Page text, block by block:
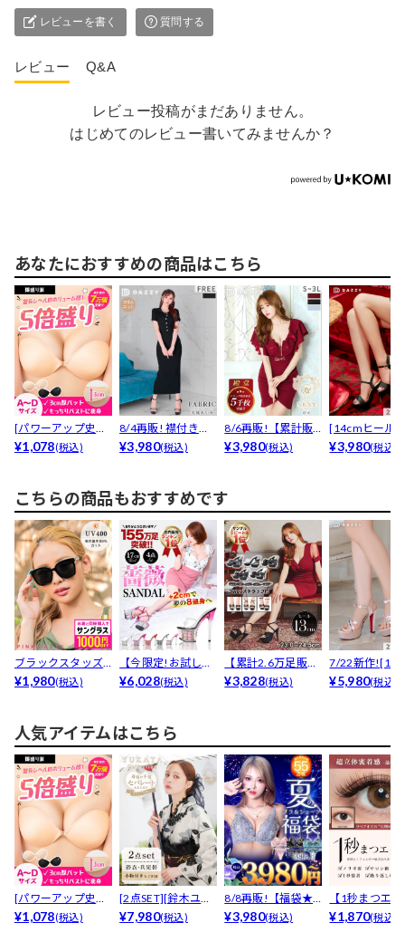
レビューを書く 質問する
レビュー Q&A
レビュー投稿がまだありません。
はじめてのレビュー書いてみませんか？
あなたにおすすめの商品はこちら
[パワーアップ史上
最強5倍盛りアップ
¥1,078(税込)
8/4再販! 襟付きフ
ロントボタンリブ...
¥3,980(税込)
8/6再販!【累計販
売5000枚突破】...
¥3,980(税込)
[14cmヒール]
カラー輝くビ
¥3,980(税込)
こちらの商品もおすすめです
ブラックスタッズ
サングラス
¥1,980(税込)
【今限定!お試し価
格】[17cmヒール...
¥6,028(税込)
【累計2.6万足販
売】[13cmヒール...
¥3,828(税込)
7/22新作
ール]ラグジ...
¥5,980(税込)
人気アイテムはこちら
[パワーアップ史上
最強5倍盛りアップ
¥1,078(税込)
[2点SET][鈴木ユリ
ア(baby)...
¥7,980(税込)
8/8再販!【福袋★
ブラセット3点
¥3,980(税込)
【1秒まつエ
リュームタイ
¥1,870(税込)